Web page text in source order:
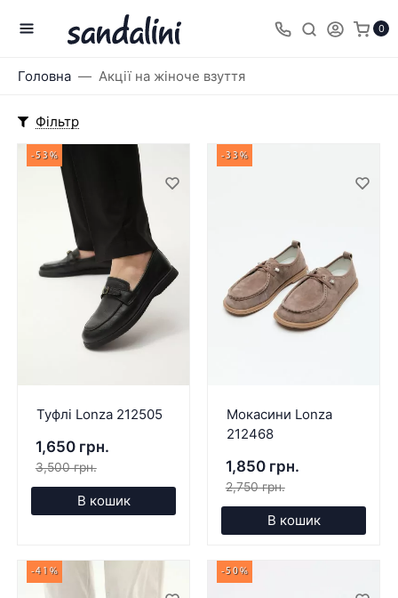
0
Головна Акції на жіноче взуття
Фільтр
-53%
Туфлі Lonza 212505
1,650 грн.
3,500 грн.
В кошик
-33%
Мокасини Lonza
212468
1,850 грн.
2,750 грн.
В кошик
-41% -50%